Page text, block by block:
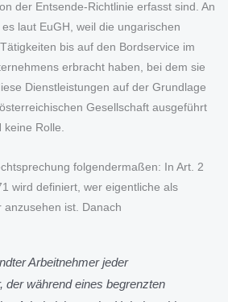
der Entsende-Richtlinie erfasst sind. An
laut EuGH, weil die ungarischen
bis auf den Bordservice im
erbracht haben, bei dem sie
Dienstleistungen auf der Grundlage
Gesellschaft ausgeführt
keine Rolle.
folgendermaßen: In Art. 2
wird definiert, wer eigentliche als
ist. Danach
Arbeitnehmer jeder
der während eines begrenzten